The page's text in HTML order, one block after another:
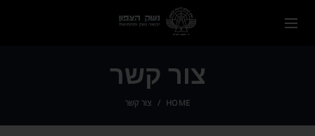
צור קשר
HOME צור קשר